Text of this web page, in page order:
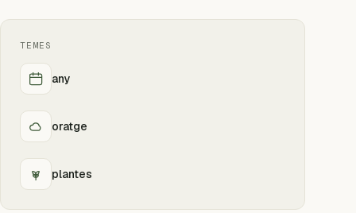
TEMES
any
oratge
plantes